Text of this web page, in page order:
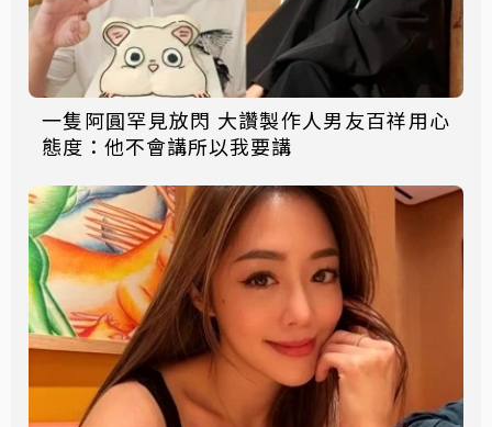
一隻阿圓罕見放閃 大讚製作人男友百祥用心
態度：他不會講所以我要講